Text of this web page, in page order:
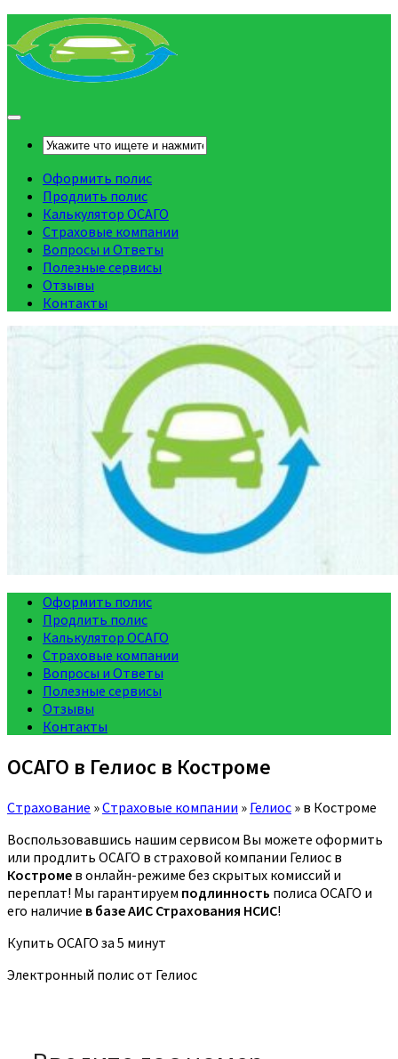
Оформить полис
Продлить полис
Калькулятор ОСАГО
Страховые компании
Вопросы и Ответы
Полезные сервисы
Отзывы
Контакты
Оформить полис
Продлить полис
Калькулятор ОСАГО
Страховые компании
Вопросы и Ответы
Полезные сервисы
Отзывы
Контакты
ОСАГО в Гелиос в Костроме
Страхование »Страховые компании » Гелиос » в Костроме
Воспользовавшись нашим сервисом Вы можете оформить
или продлить ОСАГО в страховой компании Гелиос в
Костроме в онлайн-режиме без скрытых комиссий и
переплат! Мы гарантируем подлинность полиса ОСАГО и
его наличие в базе АИС Страхования НСИС!
Купить ОСАГО за 5 минут
Электронный полис от Гелиос